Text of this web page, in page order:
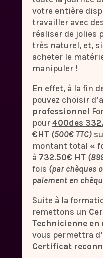
votre entière
travailler avec
réaliser de jolies
très naturel, et,
acheter le
manipuler !
En effet, à la fin
pouvez choisir
professionnel
pour 400des
€HT (500€ TTC)
montant total «
à 732.50€ HT
fois (par chèques
paiement en
Suite à la
remettons un
Technicienne
vous permettra
Certificat